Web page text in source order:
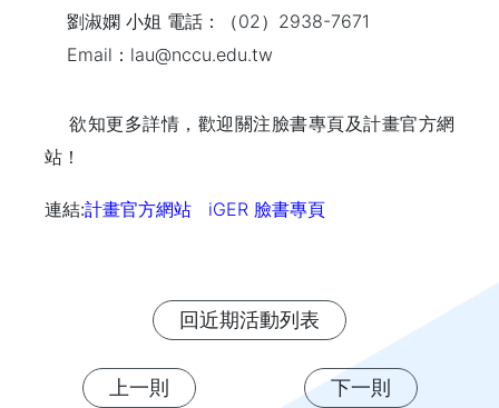
劉淑嫻 小姐 電話：（02）2938-7671
Email：lau@nccu.edu.tw
欲知更多詳情，歡迎關注臉書專頁及計畫官方網
站！
連結:計畫官方網站 iGER 臉書專頁
回近期活動列表
上一則 下一則